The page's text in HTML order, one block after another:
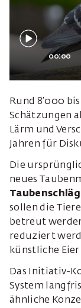
00:00
Rund 8’000
Schätzungen
Lärm und
Jahren für
Die
neues
sollen die
betreut
reduziert
künstliche
Das Initiativ-
System
ähnliche